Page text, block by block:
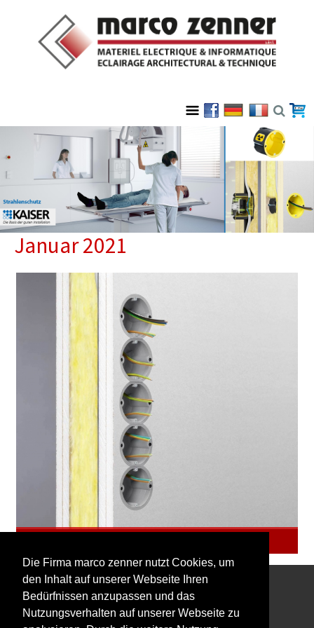
Die Firma marco zenner nutzt Cookies, um
den Inhalt auf unserer Webseite Ihren
Bedürfnissen anzupassen und das
Nutzungsverhalten auf unserer Webseite zu
Januar 2021
Interessiert an unserem Newsletter?